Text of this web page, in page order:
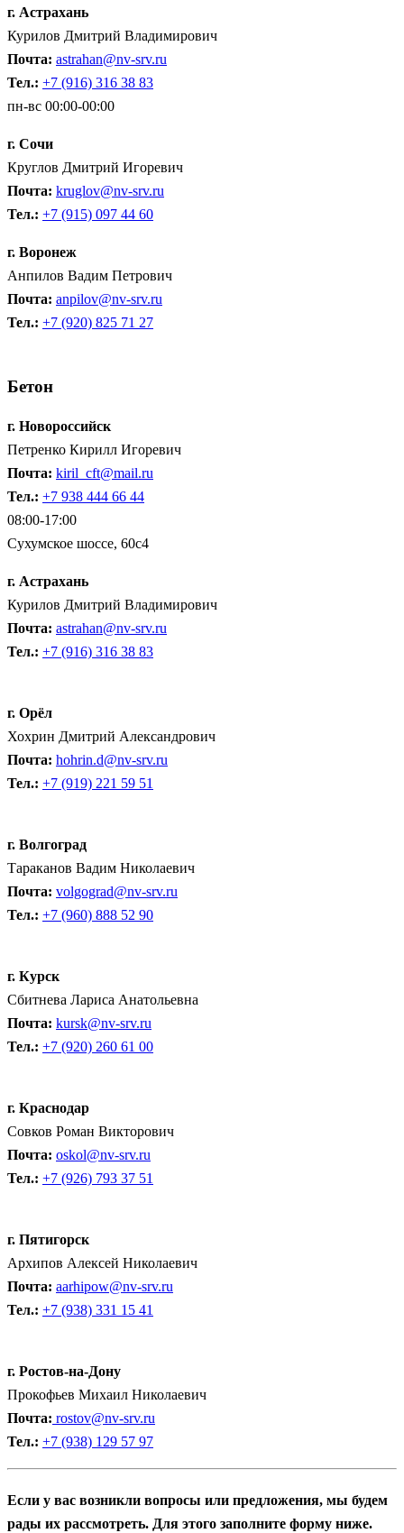
г. Астрахань
Курилов Дмитрий Владимирович
Почта: astrahan@nv-srv.ru
Тел.: +7 (916) 316 38 83
пн-вс 00:00-00:00
г. Сочи
Круглов Дмитрий Игоревич
Почта: kruglov@nv-srv.ru
Тел.: +7 (915) 097 44 60
г. Воронеж
Анпилов Вадим Петрович
Почта: anpilov@nv-srv.ru
Тел.: +7 (920) 825 71 27
Бетон
г. Новороссийск
Петренко Кирилл Игоревич
Почта: kiril_cft@mail.ru
Тел.: +7 938 444 66 44
08:00-17:00
Сухумское шоссе, 60с4
г. Астрахань
Курилов Дмитрий Владимирович
Почта: astrahan@nv-srv.ru
Тел.: +7 (916) 316 38 83
г. Орёл
Хохрин Дмитрий Александрович
Почта: hohrin.d@nv-srv.ru
Тел.: +7 (919) 221 59 51
г. Волгоград
Тараканов Вадим Николаевич
Почта: volgograd@nv-srv.ru
Тел.: +7 (960) 888 52 90
г. Курск
Сбитнева Лариса Анатольевна
Почта: kursk@nv-srv.ru
Тел.: +7 (920) 260 61 00
г. Краснодар
Совков Роман Викторович
Почта: oskol@nv-srv.ru
Тел.: +7 (926) 793 37 51
г. Пятигорск
Архипов Алексей Николаевич
Почта: aarhipow@nv-srv.ru
Тел.: +7 (938) 331 15 41
г. Ростов-на-Дону
Прокофьев Михаил Николаевич
Почта: rostov@nv-srv.ru
Тел.: +7 (938) 129 57 97
Если у вас возникли вопросы или предложения, мы будем
рады их рассмотреть. Для этого заполните форму ниже.